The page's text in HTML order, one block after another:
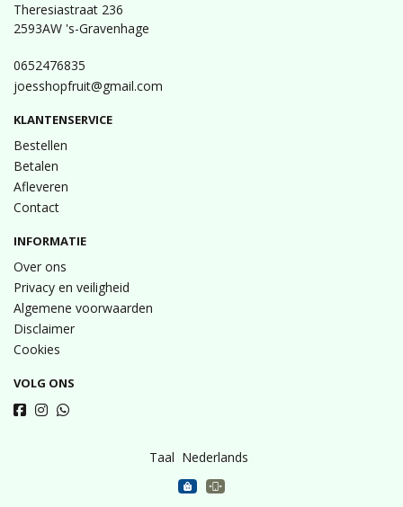
Theresiastraat 236
2593AW 's-Gravenhage
0652476835
joesshopfruit@gmail.com
KLANTENSERVICE
Bestellen
Betalen
Afleveren
Contact
INFORMATIE
Over ons
Privacy en veiligheid
Algemene voorwaarden
Disclaimer
Cookies
VOLG ONS
Taal